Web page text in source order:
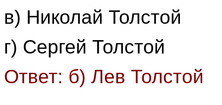
в) Николай Толстой
г) Сергей Толстой
Ответ: б) Лев Толстой